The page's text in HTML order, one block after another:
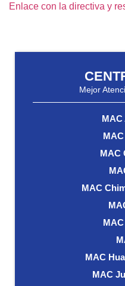
Enlace con la directiva y
Mejor
MAC
MAC
MAC
MAC
MAC